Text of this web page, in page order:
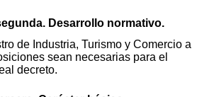
Desarrollo normativo.
de Industria, Turismo y Comercio a
sean necesarias para el
decreto.